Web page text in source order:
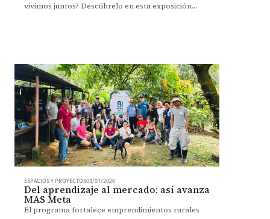
vivimos juntos? Descúbrelo en esta exposición
ESPACIOS Y PROYECTOS03/07/2026
Del aprendizaje al mercado: así avanza
MAS Meta
El programa fortalece emprendimientos rurales